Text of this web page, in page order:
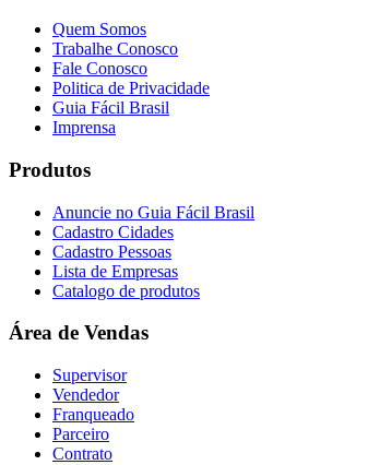
Quem Somos
Trabalhe Conosco
Fale Conosco
Politica de Privacidade
Guia Fácil Brasil
Imprensa
Produtos
Anuncie no Guia Fácil Brasil
Cadastro Cidades
Cadastro Pessoas
Lista de Empresas
Catalogo de produtos
Área de Vendas
Supervisor
Vendedor
Franqueado
Parceiro
Contrato